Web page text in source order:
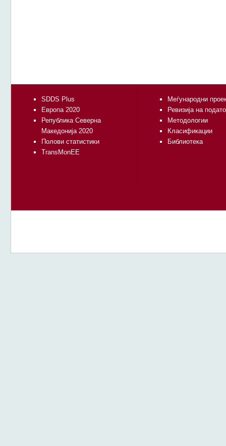
SDDS Plus
Европа 2020
Република Северна
Македонија 2020
Полови статистики
TransMonEE
Меѓународни
Ревизија на
Методологии
Класификации
Библиотека